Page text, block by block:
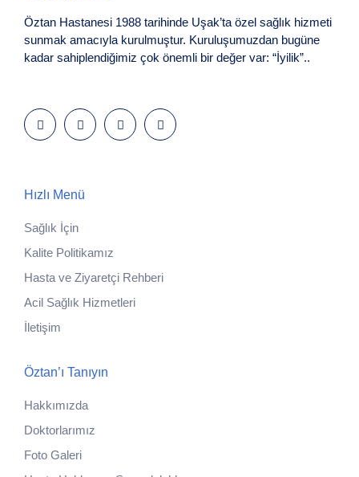
Öztan Hastanesi 1988 tarihinde Uşak’ta özel sağlık hizmeti
sunmak amacıyla kurulmuştur. Kuruluşumuzdan bugüne
kadar sahiplendiğimiz çok önemli bir değer var: “İyilik”..
Hızlı Menü
Sağlık İçin
Kalite Politikamız
Hasta ve Ziyaretçi Rehberi
Acil Sağlık Hizmetleri
İletişim
Öztan’ı Tanıyın
Hakkımızda
Doktorlarımız
Foto Galeri